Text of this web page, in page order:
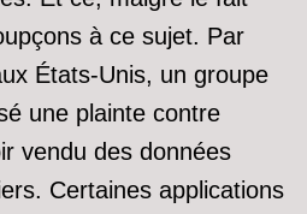
à ce sujet. Par
États-Unis, un groupe
une plainte contre
vendu des données
Certaines applications